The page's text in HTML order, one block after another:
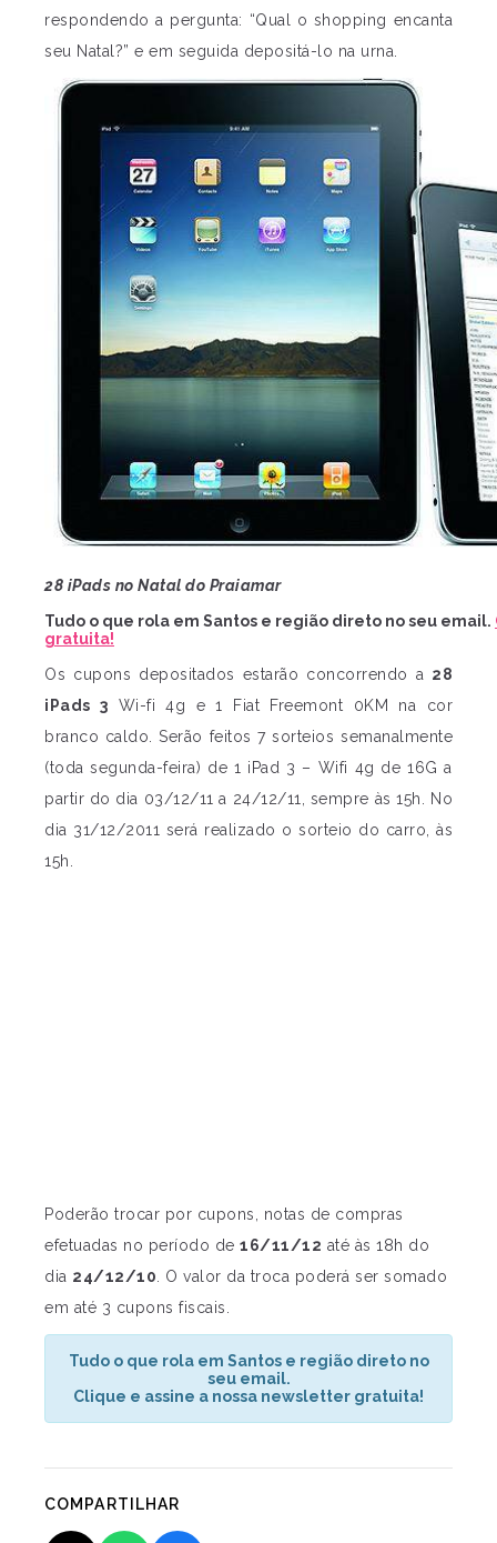
respondendo a pergunta: “Qual o shopping encanta
seu Natal?” e em seguida depositá-lo na urna.
28 iPads no Natal do Praiamar
Tudo o que rola em Santos e região direto no seu email.
gratuita!
Os cupons depositados estarão concorrendo a 28
iPads 3 Wi-fi 4g e 1 Fiat Freemont 0KM na cor
branco caldo. Serão feitos 7 sorteios semanalmente
(toda segunda-feira) de 1 iPad 3 – Wifi 4g de 16G a
partir do dia 03/12/11 a 24/12/11, sempre às 15h. No
dia 31/12/2011 será realizado o sorteio do carro, às
15h.
Poderão trocar por cupons, notas de compras
efetuadas no período de 16/11/12 até às 18h do
dia 24/12/10 . O valor da troca poderá ser somado
em até 3 cupons fiscais.
Tudo o que rola em Santos e região direto no
seu email.
Clique e assine a nossa newsletter gratuita!
COMPARTILHAR